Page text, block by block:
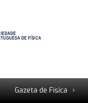
Gazeta de Física